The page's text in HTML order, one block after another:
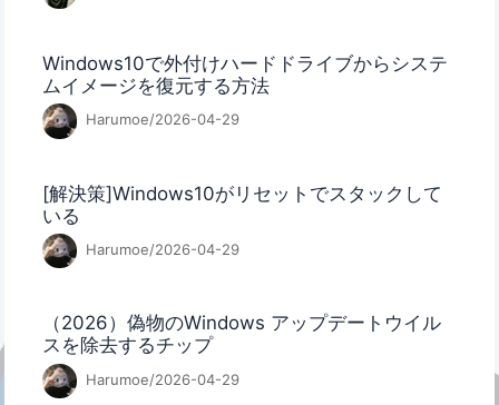
Windows10で外付けハードドライブからシステ
ムイメージを復元する方法
Harumoe/2026-04-29
[解決策]Windows10がリセットでスタックして
いる
Harumoe/2026-04-29
（2026）偽物のWindows アップデートウイル
スを除去するチップ
Harumoe/2026-04-29